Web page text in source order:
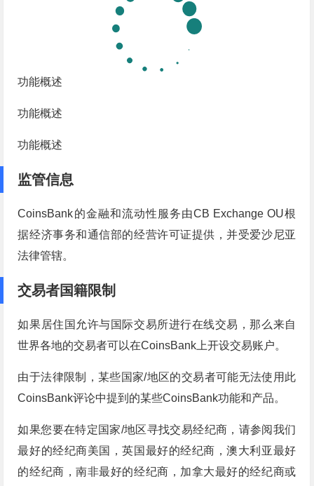
功能概述
功能概述
功能概述
监管信息
CoinsBank的金融和流动性服务由CB Exchange OU根
据经济事务和通信部的经营许可证提供，并受爱沙尼亚
法律管辖。
交易者国籍限制
如果居住国允许与国际交易所进行在线交易，那么来自
世界各地的交易者可以在CoinsBank上开设交易账户。
由于法律限制，某些国家/地区的交易者可能无法使用此
CoinsBank评论中提到的某些CoinsBank功能和产品。
如果您要在特定国家/地区寻找交易经纪商，请参阅我们
最好的经纪商美国，英国最好的经纪商，澳大利亚最好
的经纪商，南非最好的经纪商，加拿大最好的经纪商或